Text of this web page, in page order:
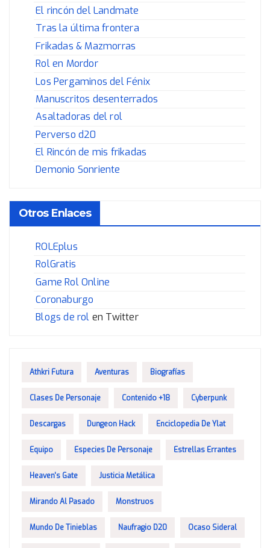
El rincón del Landmate
Tras la última frontera
Frikadas & Mazmorras
Rol en Mordor
Los Pergaminos del Fénix
Manuscritos desenterrados
Asaltadoras del rol
Perverso d20
El Rincón de mis frikadas
Demonio Sonriente
Otros Enlaces
ROLEplus
RolGratis
Game Rol Online
Coronaburgo
Blogs de rol en Twitter
Athkri Futura Aventuras Biografías
Clases De Personaje Contenido +18 Cyberpunk
Descargas Dungeon Hack Enciclopedia De Ylat
Equipo Especies De Personaje Estrellas Errantes
Heaven's Gate Justicia Metálica
Mirando Al Pasado Monstruos
Mundo De Tinieblas Naufragio D20 Ocaso Sideral